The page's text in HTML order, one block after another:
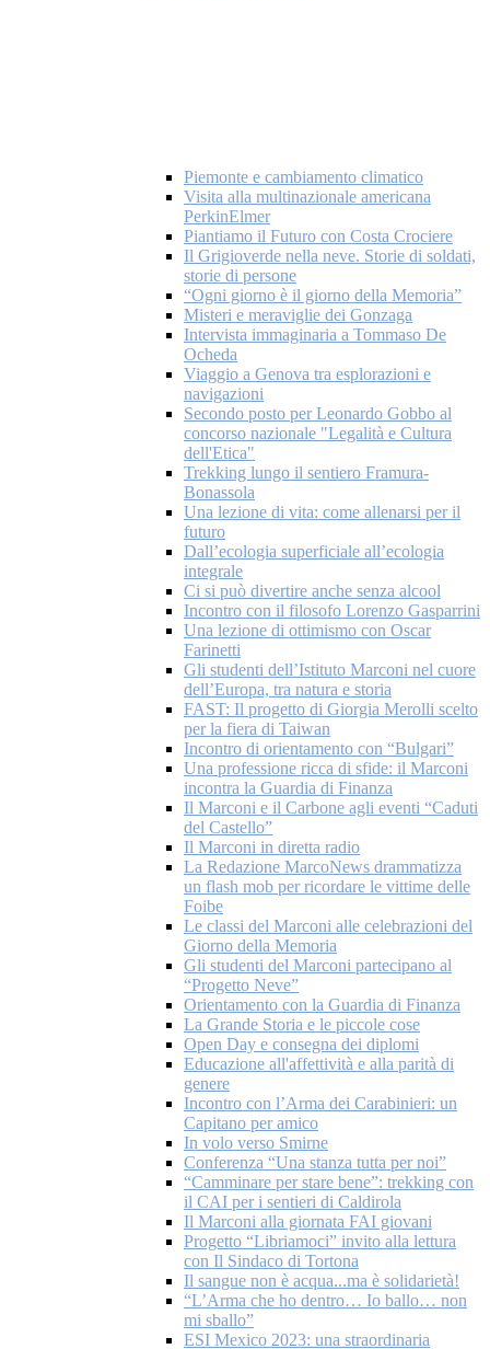
Piemonte e cambiamento climatico
Visita alla multinazionale americana
PerkinElmer
Piantiamo il Futuro con Costa Crociere
Il Grigioverde nella neve. Storie di soldati,
storie di persone
“Ogni giorno è il giorno della Memoria”
Misteri e meraviglie dei Gonzaga
Intervista immaginaria a Tommaso De
Ocheda
Viaggio a Genova tra esplorazioni e
navigazioni
Secondo posto per Leonardo Gobbo al
concorso nazionale "Legalità e Cultura
dell'Etica"
Trekking lungo il sentiero Framura-
Bonassola
Una lezione di vita: come allenarsi per il
futuro
Dall’ecologia superficiale all’ecologia
integrale
Ci si può divertire anche senza alcool
Incontro con il filosofo Lorenzo Gasparrini
Una lezione di ottimismo con Oscar
Farinetti
Gli studenti dell’Istituto Marconi nel cuore
dell’Europa, tra natura e storia
FAST: Il progetto di Giorgia Merolli scelto
per la fiera di Taiwan
Incontro di orientamento con “Bulgari”
Una professione ricca di sfide: il Marconi
incontra la Guardia di Finanza
Il Marconi e il Carbone agli eventi “Caduti
del Castello”
Il Marconi in diretta radio
La Redazione MarcoNews drammatizza
un flash mob per ricordare le vittime delle
Foibe
Le classi del Marconi alle celebrazioni del
Giorno della Memoria
Gli studenti del Marconi partecipano al
“Progetto Neve”
Orientamento con la Guardia di Finanza
La Grande Storia e le piccole cose
Open Day e consegna dei diplomi
Educazione all'affettività e alla parità di
genere
Incontro con l’Arma dei Carabinieri: un
Capitano per amico
In volo verso Smirne
Conferenza “Una stanza tutta per noi”
“Camminare per stare bene”: trekking con
il CAI per i sentieri di Caldirola
Il Marconi alla giornata FAI giovani
Progetto “Libriamoci” invito alla lettura
con Il Sindaco di Tortona
Il sangue non è acqua...ma è solidarietà!
“L’Arma che ho dentro… Io ballo… non
mi sballo”
ESI Mexico 2023: una straordinaria